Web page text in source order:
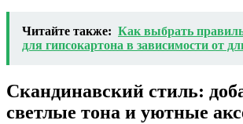
Читайте также: Как выбрать
для гипсокартона в зависимости от
Скандинавский стиль:
светлые тона и уютные